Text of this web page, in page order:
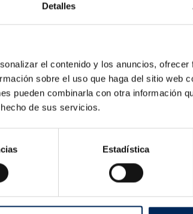
Detalles
el contenido y los anuncios,
sobre el uso que haga del sitio web
pueden combinarla con otra información
de sus servicios.
Estadística
10/EQT-EWT2T2